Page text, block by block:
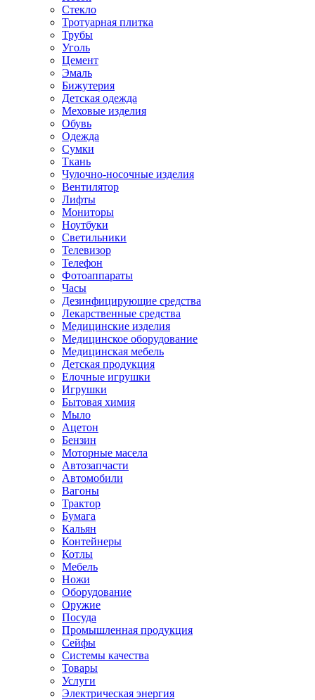
Стекло
Тротуарная плитка
Трубы
Уголь
Цемент
Эмаль
Бижутерия
Детская одежда
Меховые изделия
Обувь
Одежда
Сумки
Ткань
Чулочно-носочные изделия
Вентилятор
Лифты
Мониторы
Ноутбуки
Светильники
Телевизор
Телефон
Фотоаппараты
Часы
Дезинфицирующие средства
Лекарственные средства
Медицинские изделия
Медицинское оборудование
Медицинская мебель
Детская продукция
Елочные игрушки
Игрушки
Бытовая химия
Мыло
Ацетон
Бензин
Моторные масела
Автозапчасти
Автомобили
Вагоны
Трактор
Бумага
Кальян
Контейнеры
Котлы
Мебель
Ножи
Оборудование
Оружие
Посуда
Промышленная продукция
Сейфы
Системы качества
Товары
Услуги
Электрическая энергия